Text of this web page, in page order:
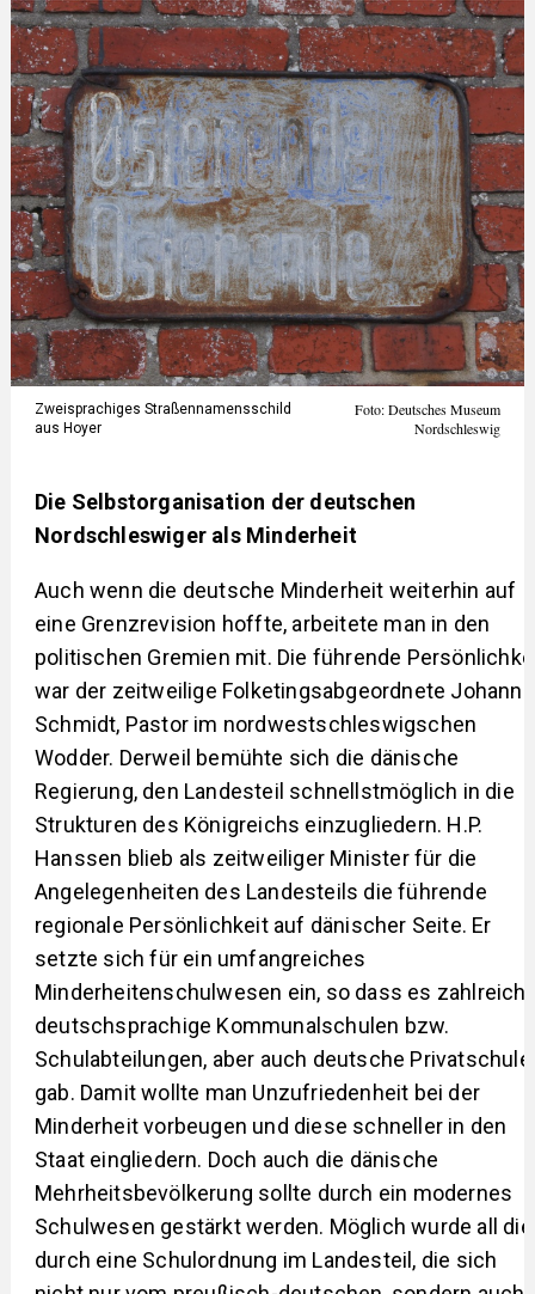
Zweisprachiges Straßennamensschild
aus Hoyer
Foto: Deutsches Museum
Nordschleswig
Die Selbstorganisation der deutschen
Nordschleswiger als Minderheit
Auch wenn die deutsche Minderheit weiterhin auf
eine Grenzrevision hoffte, arbeitete man in den
politischen Gremien mit. Die führende
war der zeitweilige Folketingsabgeordnete
Schmidt, Pastor im nordwestschleswigschen
Wodder. Derweil bemühte sich die dänische
Regierung, den Landesteil schnellstmöglich in die
Strukturen des Königreichs einzugliedern. H.P.
Hanssen blieb als zeitweiliger Minister für die
Angelegenheiten des Landesteils die führende
regionale Persönlichkeit auf dänischer Seite. Er
setzte sich für ein umfangreiches
Minderheitenschulwesen ein, so dass es
deutschsprachige Kommunalschulen bzw.
Schulabteilungen, aber auch deutsche
gab. Damit wollte man Unzufriedenheit bei der
Minderheit vorbeugen und diese schneller in den
Staat eingliedern. Doch auch die dänische
Mehrheitsbevölkerung sollte durch ein modernes
Schulwesen gestärkt werden. Möglich wurde all
durch eine Schulordnung im Landesteil, die sich